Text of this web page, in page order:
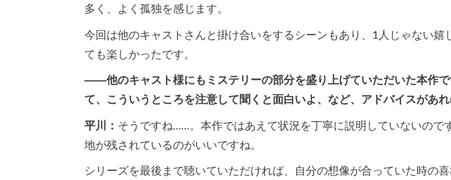
多く、よく孤独を感じます。
今回は他のキャストさんと掛け合いをするシーンもあり、1人じゃない嬉
ても楽しかったです。
――他のキャスト様にもミステリーの部分を盛り上げていただいた本作
て、こういうところを注意して聞くと面白いよ、など、アドバイスがあ
平川： そうですね……。本作ではあえて状況を丁寧に説明していないので
地が残されているのがいいですね。
シリーズを最後まで聴いていただければ、自分の想像が合っていた時の